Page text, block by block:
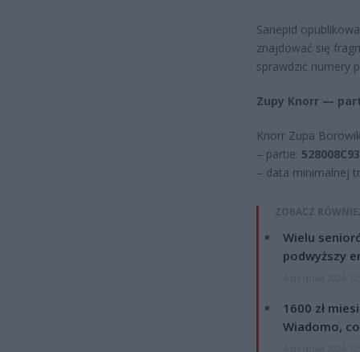
Sanepid
znajdować się
sprawdzić numery
Zupy Knorr —
Knorr Zupa
– partie: 528008C93
– data minimalnej
ZOBACZ
Wielu
podwyższy
1600 zł
Wiadomo,